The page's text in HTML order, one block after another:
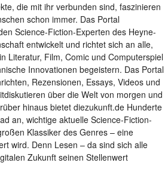
die mit ihr verbunden sind, faszinieren
schon immer. Das Portal
Science-Fiction-Experten des Heyne-
entwickelt und richtet sich an alle,
Literatur, Film, Comic und Computerspiel
Innovationen begeistern. Das Portal
Rezensionen, Essays, Videos und
über die Welt von morgen und
hinaus bietet diezukunft.de Hunderte
an, wichtige aktuelle Science-Fiction-
Klassiker des Genres – eine
wird. Denn Lesen – da sind sich alle
Zukunft seinen Stellenwert